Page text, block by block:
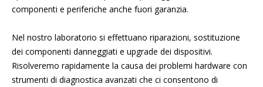
componenti e periferiche anche fuori garanzia.
Nel nostro laboratorio si effettuano riparazioni, sostituzione
dei componenti danneggiati e upgrade dei dispositivi.
Risolveremo rapidamente la causa dei problemi hardware con
strumenti di diagnostica avanzati che ci consentono di